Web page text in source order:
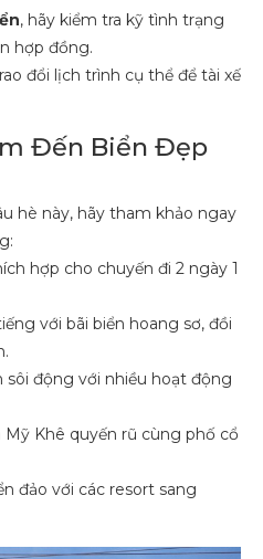
, hãy kiểm tra kỹ tình trạng
hợp đồng.
đổi lịch trình cụ thể để tài xế
Đến Biển Đẹp
hè này, hãy tham khảo ngay
hợp cho chuyến đi 2 ngày 1
với bãi biển hoang sơ, đồi
sôi động với nhiều hoạt động
Mỹ Khê quyến rũ cùng phố cổ
đảo với các resort sang